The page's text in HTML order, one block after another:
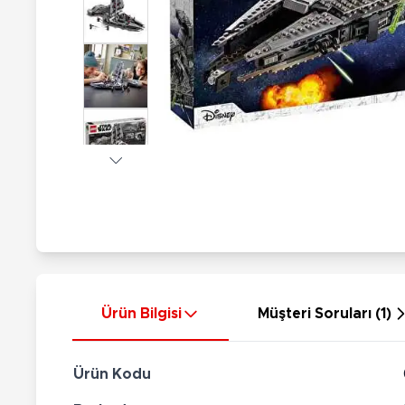
Hayvan Figürler
Çeşitli Figürler
Koleksiyon Figürler
Elektronik Ürünler
Nerf
Silahlar
Silah Setleri
Kılıç Setleri
Ok Setleri
Ürün Bilgisi Müşteri Soruları (1)
Ürün Kodu